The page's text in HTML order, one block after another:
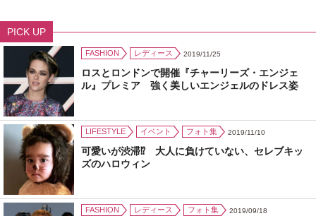
PICK UP
FASHION レディース 2019/11/25
ロスとロンドンで開催『チャーリーズ・エンジェ
ル』プレミア 強く美しいエンジェルのドレス姿
LIFESTYLE イベント フォト集 2019/11/10
可愛いが渋滞⁉ 大人に負けていない、セレブキッ
ズのハロウィン
FASHION レディース フォト集 2019/09/18